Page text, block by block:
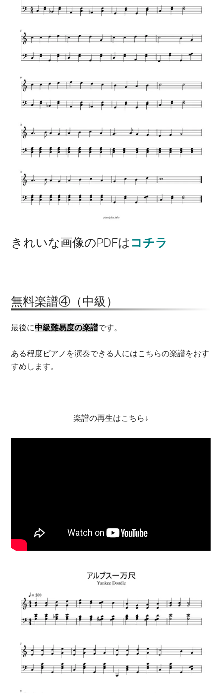
きれいな画像のPDFは コチラ
無料楽譜④（中級）
最後に中級難易度の楽譜です。
ある程度ピアノを演奏できる人にはこちらの楽譜をおす
すめします。
楽譜の再生はこちら↓